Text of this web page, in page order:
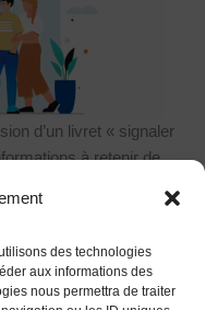
des technologies
aux informations des
nous permettra de traiter
d’un livret « signaler
à retenir de